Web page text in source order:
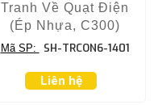
Tranh Về Quạt Điện
(ép Nhựa, C300)
Mã SP: SH-TRCON6-1401
Liên hệ